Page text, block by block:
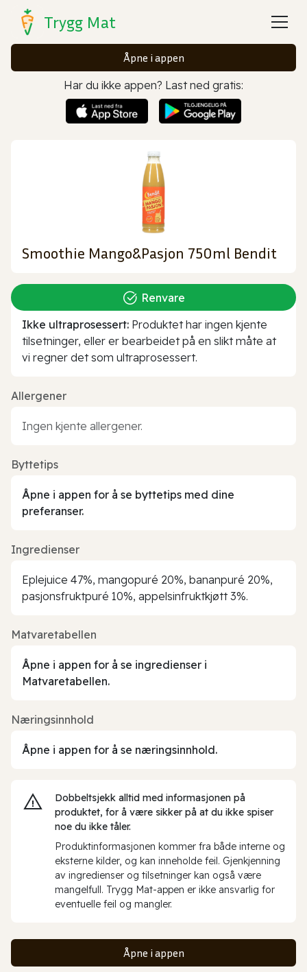
Trygg Mat
Åpne i appen
Har du ikke appen? Last ned gratis:
Smoothie Mango&Pasjon 750ml Bendit
Renvare
Ikke ultraprosessert: Produktet har ingen kjente
tilsetninger, eller er bearbeidet på en slikt måte at
vi regner det som ultraprosessert.
Allergener
Ingen kjente allergener.
Byttetips
Åpne i appen for å se byttetips med dine
preferanser.
Ingredienser
Eplejuice 47%, mangopuré 20%, bananpuré 20%,
pasjonsfruktpuré 10%, appelsinfruktkjøtt 3%.
Matvaretabellen
Åpne i appen for å se ingredienser i
Matvaretabellen.
Næringsinnhold
Åpne i appen for å se næringsinnhold.
Dobbeltsjekk alltid med informasjonen på
produktet, for å være sikker på at du ikke spiser
noe du ikke tåler.
Produktinformasjonen kommer fra både interne og
eksterne kilder, og kan inneholde feil. Gjenkjenning
av ingredienser og tilsetninger kan også være
mangelfull. Trygg Mat-appen er ikke ansvarlig for
eventuelle feil og mangler.
Åpne i appen